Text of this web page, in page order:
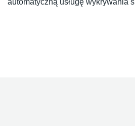
automatyczną usługę wykrywania